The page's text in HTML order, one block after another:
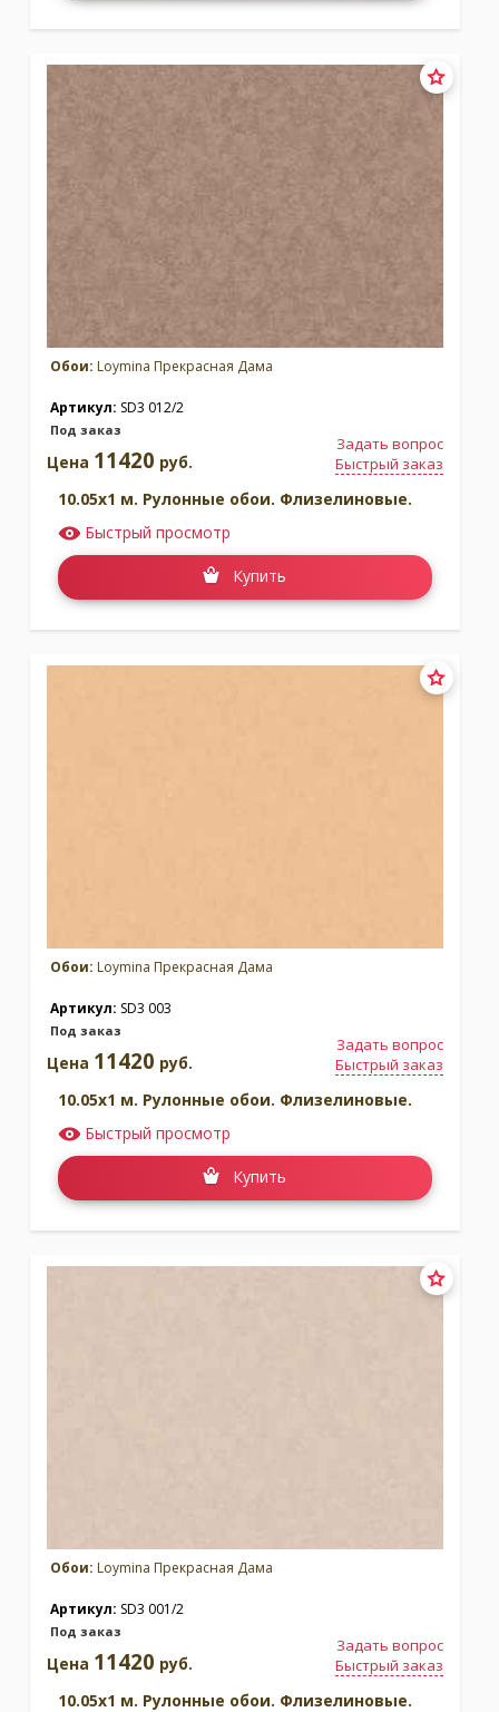
Обои: Loymina Прекрасная Дама
Артикул: SD3 012/2
Под заказ
Задать вопрос
Быстрый заказ
Цена 11420 руб.
10.05x1 м. Рулонные обои. Флизелиновые.
Быстрый просмотр
Купить
Обои: Loymina Прекрасная Дама
Артикул: SD3 003
Под заказ
Задать вопрос
Быстрый заказ
Цена 11420 руб.
10.05x1 м. Рулонные обои. Флизелиновые.
Быстрый просмотр
Купить
Обои: Loymina Прекрасная Дама
Артикул: SD3 001/2
Под заказ
Задать вопрос
Быстрый заказ
Цена 11420 руб.
10.05x1 м. Рулонные обои. Флизелиновые.